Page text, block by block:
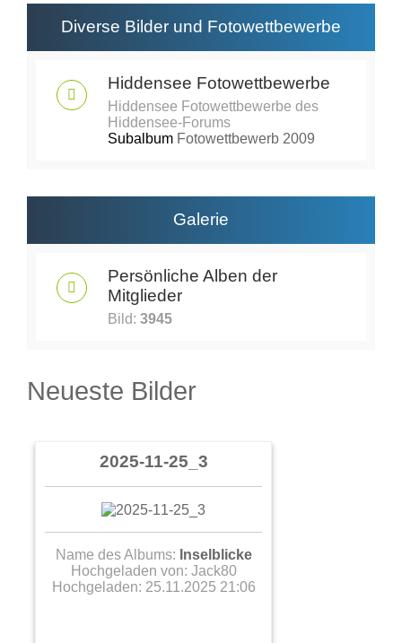
Diverse Bilder und Fotowettbewerbe
Hiddensee Fotowettbewerbe
Hiddensee Fotowettbewerbe des
Hiddensee-Forums
Subalbum Fotowettbewerb 2009
Galerie
Persönliche Alben der
Mitglieder
Bild: 3945
Neueste Bilder
2025-11-25_3
Name des Albums: Inselblicke
Hochgeladen von: Jack80
Hochgeladen: 25.11.2025 21:06